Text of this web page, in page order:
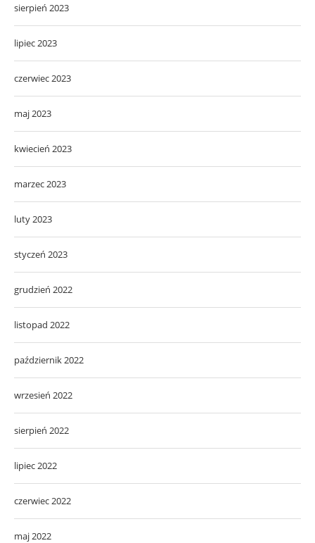
sierpień 2023
lipiec 2023
czerwiec 2023
maj 2023
kwiecień 2023
marzec 2023
luty 2023
styczeń 2023
grudzień 2022
listopad 2022
październik 2022
wrzesień 2022
sierpień 2022
lipiec 2022
czerwiec 2022
maj 2022